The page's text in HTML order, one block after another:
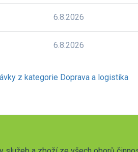
6.8.2026
6.8.2026
z kategorie Doprava a logistika